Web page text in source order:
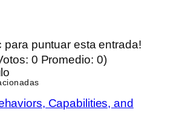
para puntuar esta entrada!
0 Promedio: 0)
Capabilities, and